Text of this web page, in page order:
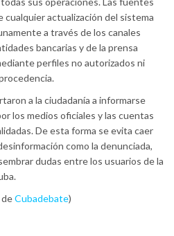
cualquier actualización del sistema
a través de los canales
bancarias y de la prensa
perfiles no autorizados ni
a la ciudadanía a informarse
los medios oficiales y las cuentas
De esta forma se evita caer
como la denunciada,
dudas entre los usuarios de la
Cubadebate)